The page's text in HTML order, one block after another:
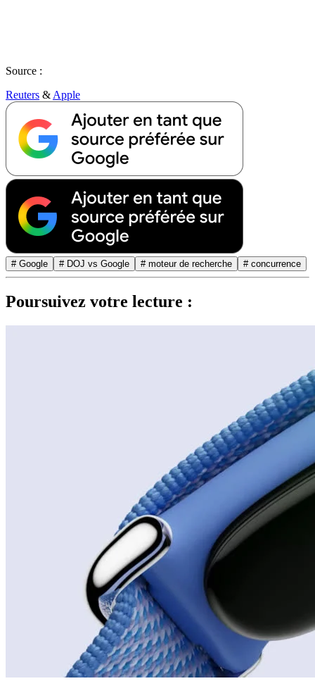
Source :
Reuters & Apple
# Google # DOJ vs Google # moteur de recherche # concurrence
Poursuivez votre lecture :